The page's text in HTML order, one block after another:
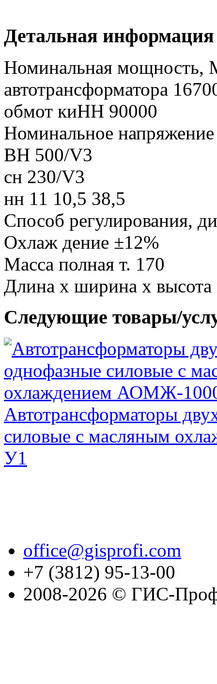
Детальная информация
Номинальная
автотрансформатора
обмот киНН 90000
Номинальное
ВН 500/V3
сн 230/V3
нн 11 10,5 38,5
Способ регулирования,
Охлаж дение ±12%
Масса полная т. 170
Длина х ширина х
Следующие товары/
Автотрансформаторы
силовые с масляным
У1
office@gisprofi.com
+7 (3812) 95-13-00
2008-2026 © ГИС-